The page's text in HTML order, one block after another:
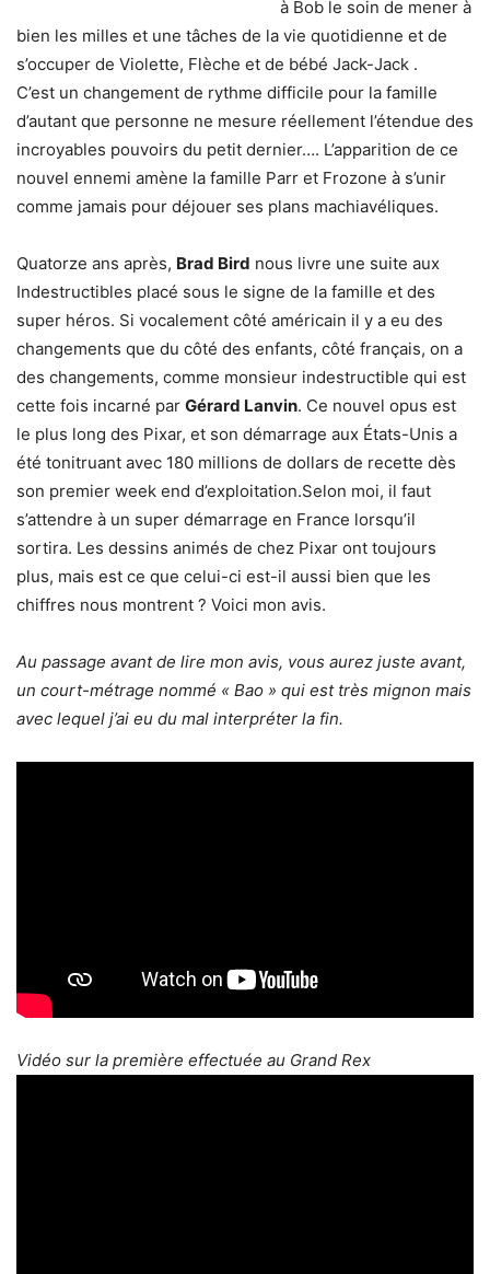
à Bob le soin de mener à
bien les milles et une tâches de la vie quotidienne et de
s’occuper de Violette, Flèche et de bébé Jack-Jack .
C’est un changement de rythme difficile pour la famille
d’autant que personne ne mesure réellement l’étendue des
incroyables pouvoirs du petit dernier…. L’apparition de ce
nouvel ennemi amène la famille Parr et Frozone à s’unir
comme jamais pour déjouer ses plans machiavéliques.
Quatorze ans après, Brad Bird nous livre une suite aux
Indestructibles placé sous le signe de la famille et des
super héros. Si vocalement côté américain il y a eu des
changements que du côté des enfants, côté français, on a
des changements, comme monsieur indestructible qui est
cette fois incarné par Gérard Lanvin. Ce nouvel opus est
le plus long des Pixar, et son démarrage aux États-Unis a
été tonitruant avec 180 millions de dollars de recette dès
son premier week end d’exploitation.Selon moi, il faut
s’attendre à un super démarrage en France lorsqu’il
sortira. Les dessins animés de chez Pixar ont toujours
plus, mais est ce que celui-ci est-il aussi bien que les
chiffres nous montrent ? Voici mon avis.
Au passage avant de lire mon avis, vous aurez juste avant,
un court-métrage nommé « Bao » qui est très mignon mais
avec lequel j’ai eu du mal interpréter la fin.
Vidéo sur la première effectuée au Grand Rex